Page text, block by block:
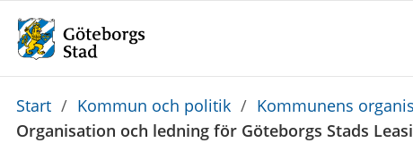
Du
är
Start / Kommun och politik / Kommunens
Organisation och ledning för Göteborgs Stads